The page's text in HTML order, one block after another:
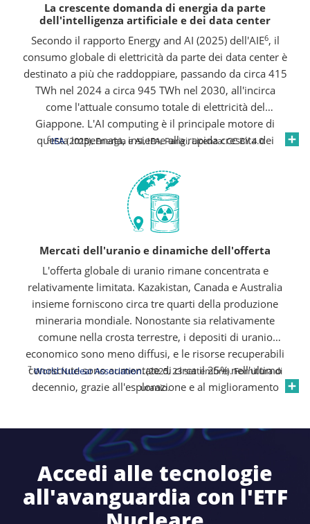
La crescente domanda di energia da parte
dell'intelligenza artificiale e dei data center
Secondo il rapporto Energy and AI (2025) dell'AIE6, il
consumo globale di elettricità da parte dei data center è
destinato a più che raddoppiare, passando da circa 415
TWh nel 2024 a circa 945 TWh nel 2030, all'incirca
come l'attuale consumo totale di elettricità del
Giappone. L'AI computing è il principale motore di
questa impennata, insieme alla rapida crescita dei
gli Stati Uniti e la Cina insieme rappresenteranno quasi
l'80% di questo aumento, sottolineando la portata delle
nuove esigenze di energia che emergono dall'economia
dei dati.
6IEA(2025), Energia e AI, IEA, Parigi, Licenza: CC BY 4.0
Mercati dell'uranio e dinamiche dell'offerta
L'offerta globale di uranio rimane concentrata e
relativamente limitata. Kazakistan, Canada e Australia
insieme forniscono circa tre quarti della produzione
mineraria mondiale. Nonostante sia relativamente
comune nella crosta terrestre, i depositi di uranio
economico sono meno diffusi, e le risorse recuperabili
conosciute sono aumentate di circa il 25% nell'ultimo
decennio, grazie all'esplorazione e al miglioramento
forniture secondarie, il mercato rimane sensibile agli
sconvolgimenti e ai cambiamenti politici, mantenendo
sostenuti i prezzi dell'uranio e una dinamica tesa tra
domanda e offerta
7
7 World Nuclear Association. (2025, 23 settembre). Fornitura di
uranio.
Accedi alle tecnologie
all'avanguardia con l'ETF